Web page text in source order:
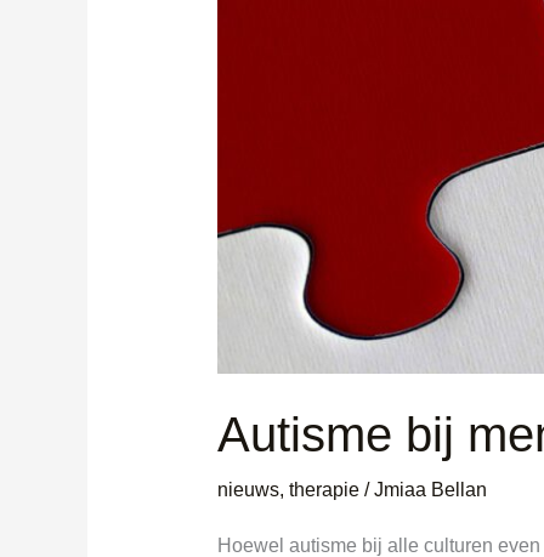
Autisme bij
nieuws, therapie/Jmiaa Bellan
Hoewel autisme bij alle culturen